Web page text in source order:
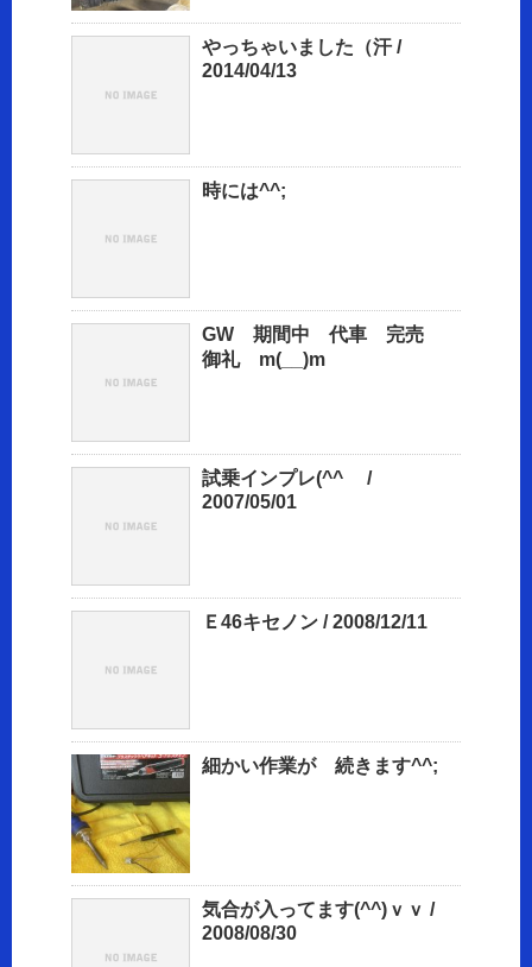
やっちゃいました（汗 /
2014/04/13
時には^^;
GW 期間中 代車 完売
御礼 m(__)m
試乗インプレ(^^ゞ /
2007/05/01
Ｅ46キセノン / 2008/12/11
細かい作業が 続きます^^;
気合が入ってます(^^)ｖｖ /
2008/08/30